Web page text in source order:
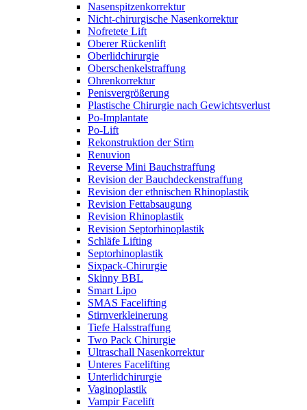
Nasenspitzenkorrektur
Nicht-chirurgische Nasenkorrektur
Nofretete Lift
Oberer Rückenlift
Oberlidchirurgie
Oberschenkelstraffung
Ohrenkorrektur
Penisvergrößerung
Plastische Chirurgie nach Gewichtsverlust
Po-Implantate
Po-Lift
Rekonstruktion der Stirn
Renuvion
Reverse Mini Bauchstraffung
Revision der Bauchdeckenstraffung
Revision der ethnischen Rhinoplastik
Revision Fettabsaugung
Revision Rhinoplastik
Revision Septorhinoplastik
Schläfe Lifting
Septorhinoplastik
Sixpack-Chirurgie
Skinny BBL
Smart Lipo
SMAS Facelifting
Stirnverkleinerung
Tiefe Halsstraffung
Two Pack Chirurgie
Ultraschall Nasenkorrektur
Unteres Facelifting
Unterlidchirurgie
Vaginoplastik
Vampir Facelift